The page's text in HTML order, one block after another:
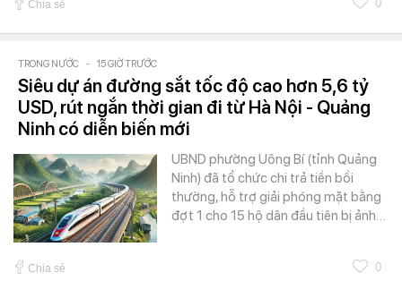
Chia sẻ 0
TRONG NƯỚC - 15 GIỜ TRƯỚC
Siêu dự án đường sắt tốc độ cao hơn 5,6 tỷ
USD, rút ngắn thời gian đi từ Hà Nội - Quảng
Ninh có diễn biến mới
UBND phường Uông Bí (tỉnh Quảng
Ninh) đã tổ chức chi trả tiền bồi
thường, hỗ trợ giải phóng mặt bằng
đợt 1 cho 15 hộ dân đầu tiên bị ảnh…
Chia sẻ 0